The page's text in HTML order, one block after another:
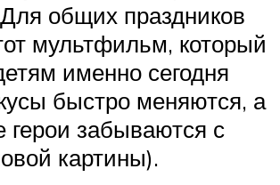
общих праздников
мультфильм, который
именно сегодня
быстро меняются, а
герои забываются с
картины).